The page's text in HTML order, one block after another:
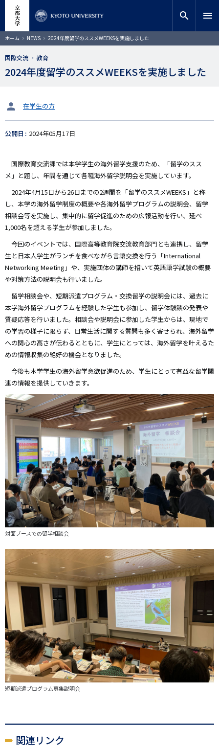
コ
ン
テ
ン
ツ
サイト内検索 search menu
ホーム NEWS 2024年度留学のススメWEEKSを実施しました
国際交流 教育
2024年度留学のススメWEEKSを実施しました
タ
ッ
在学生の方
公開日 2024年05月17日
国際教育交流課では本学学生の海外留学支援のため、「留学のスス
メ」と題し、年間を通じて各種海外留学説明会を実施しています。
2024年4月15日から26日までの2週間を「留学のススメWEEKS」と称
し、本学の海外留学制度の概要や各海外留学プログラムの説明会、留学
相談会等を実施し、集中的に留学促進のための広報活動を行い、延べ
1,000名を超える学生が参加しました。
今回のイベントでは、国際高等教育院交流教育部門とも連携し、留学
生と日本人学生がランチを食べながら言語交換を行う「International
Networking Meeting」や、実施団体の講師を招いて英語語学試験の概要
や対策方法の説明会も行いました。
留学相談会や、短期派遣プログラム・交換留学の説明会には、過去に
本学海外留学プログラムを経験した学生も参加し、留学体験談の発表や
質疑応答を行いました。相談会や説明会に参加した学生からは、現地で
の学習の様子に限らず、日常生活に関する質問も多く寄せられ、海外留学
への関心の高さが伝わるとともに、学生にとっては、海外留学を叶えるた
めの情報収集の絶好の機会となりました。
今後も本学学生の海外留学意欲促進のため、学生にとって有益な留学関
連の情報を提供していきます。
対面ブースでの留学相談会
短期派遣プログラム募集説明会
関連リンク